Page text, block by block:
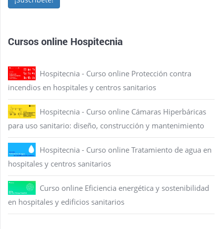
Cursos online Hospitecnia
Hospitecnia - Curso online Protección contra
incendios en hospitales y centros sanitarios
Hospitecnia - Curso online Cámaras Hiperbáricas
para uso sanitario: diseño, construcción y mantenimiento
Hospitecnia - Curso online Tratamiento de agua en
hospitales y centros sanitarios
Curso online Eficiencia energética y sostenibilidad
en hospitales y edificios sanitarios